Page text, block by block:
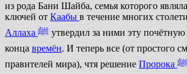
из рода Бани Шайба, семья которого
ключей от Каабы в течение многих
Аллаха ﷺ утвердил за ними эту почётную
конца времён. И теперь все (от простого
правителей мира), чтя решение Пророка ﷺ